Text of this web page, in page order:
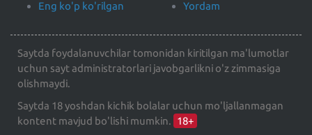
Eng ko'p ko'rilgan
Yordam
Saytda foydalanuvchilar tomonidan kiritilgan ma'lumotlar
uchun sayt administratorlari javobgarlikni o'z zimmasiga
olishmaydi.
Saytda 18 yoshdan kichik bolalar uchun mo'ljallanmagan
kontent mavjud bo'lishi mumkin. 18+